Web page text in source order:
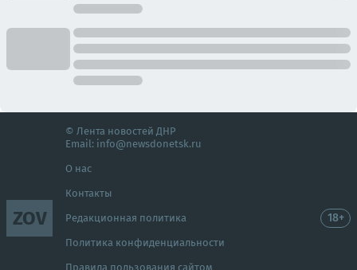
ZOV
© Лента новостей ДНР
Email: info@newsdonetsk.ru
О нас
Контакты
Редакционная политика
Политика конфиденциальности
Правила пользования сайтом
18+